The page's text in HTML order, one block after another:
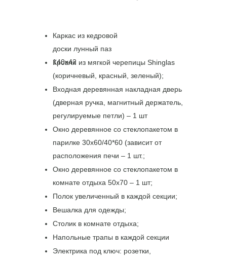
дешевле?
тонкую доску, нестроганые доски,
дешёвые уплотнители
🔹Фурнитура– ставят самые простые
двери, слабые печи без защиты, тонкую
🔸Сборка– быстрая, без подгонки,
возможны щели и перекосы со
временем
– часто отсутствует или
Мы делаемкачественно: сухой
отборный лес, надёжная фурнитура,
плотная сборка и реальная гарантия.
Дешевле – не значит лучше!
Каркас из кедровой
доски лунный паз
140x42
Кровля из мягкой черепицы Shinglas
(коричневый, красный, зеленый);
Входная деревянная накладная дверь
(дверная ручка, магнитный держатель,
регулируемые петли) – 1 шт
Окно деревянное со стеклопакетом в
парилке 30х60/40*60 (зависит от
расположения печи – 1 шт.;
Окно деревянное со стеклопакетом в
комнате отдыха 50х70 – 1 шт;
Полок увеличенный в каждой секции;
Столик в комнате отдыха;
Вешалка для одежды;
Электрика под ключ: розетки,
Напольные трапы в каждой секции